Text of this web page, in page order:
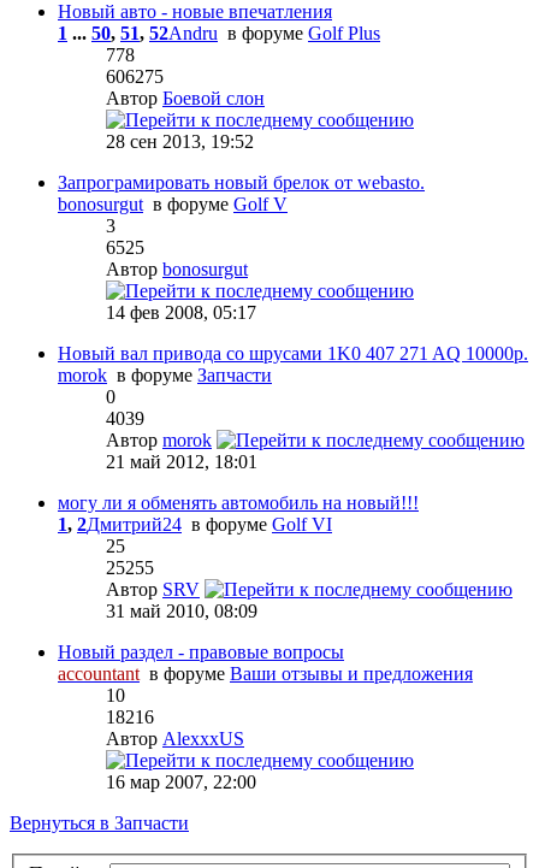
Новый авто - новые впечатления
1 ... 50, 51, 52Andru в форуме Golf Plus
778
606275
Автор Боевой слон
28 сен 2013, 19:52
Запрограмировать новый брелок от webasto.
bonosurgut в форуме Golf V
3
6525
Автор bonosurgut
14 фев 2008, 05:17
Новый вал привода со шрусами 1K0 407 271 AQ 10000р.
morok в форуме Запчасти
0
4039
Автор morok
21 май 2012, 18:01
могу ли я обменять автомобиль на новый!!!
1, 2Дмитрий24 в форуме Golf VI
25
25255
Автор SRV
31 май 2010, 08:09
Новый раздел - правовые вопросы
accountant в форуме Ваши отзывы и предложения
10
18216
Автор AlexxxUS
16 мар 2007, 22:00
Вернуться в Запчасти